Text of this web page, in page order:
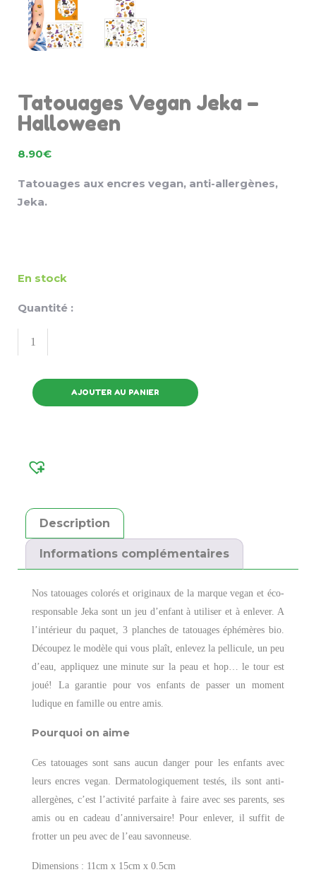
Tatouages Vegan Jeka –
Halloween
8.90€
Tatouages aux encres vegan, anti-allergènes,
Jeka.
En stock
Quantité :
AJOUTER AU PANIER
Description
Informations complémentaires
Nos tatouages colorés et originaux de la marque vegan et éco-
responsable Jeka sont un jeu d’enfant à utiliser et à enlever. A
l’intérieur du paquet, 3 planches de tatouages éphémères bio.
Découpez le modèle qui vous plaît, enlevez la pellicule, un peu
d’eau, appliquez une minute sur la peau et hop… le tour est
joué! La garantie pour vos enfants de passer un moment
ludique en famille ou entre amis.
Pourquoi on aime
Ces tatouages sont sans aucun danger pour les enfants avec
leurs encres vegan. Dermatologiquement testés, ils sont anti-
allergènes, c’est l’activité parfaite à faire avec ses parents, ses
amis ou en cadeau d’anniversaire! Pour enlever, il suffit de
frotter un peu avec de l’eau savonneuse.
Dimensions : 11cm x 15cm x 0.5cm